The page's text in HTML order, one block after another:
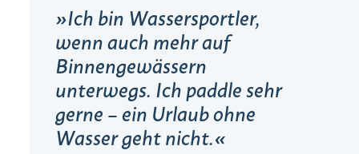
Ich bin Wassersportler,
wenn auch mehr auf
Binnengewässern
unterwegs. Ich paddle sehr
gerne – ein Urlaub ohne
Wasser geht nicht.